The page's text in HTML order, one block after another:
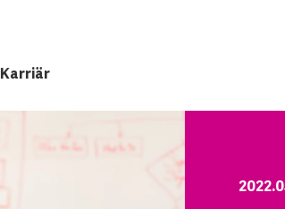
Karriär